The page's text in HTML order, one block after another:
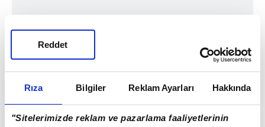
Rıza Bilgiler Reklam Ayarları Hakkında
"Sitelerimizde reklam ve pazarlama faaliyetlerinin
Reddet